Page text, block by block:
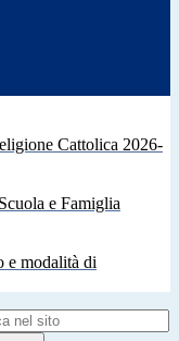
Cattolica 2026-
e Famiglia
e modalità di